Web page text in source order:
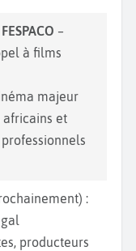
FESPACO –
à films
majeur
africains et
:
producteurs